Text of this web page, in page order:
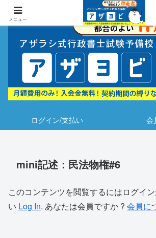
ログイン/支払い 会
mini記述：民法物権#6
このコンテンツを閲覧するにはログイ
い Log In. あなたは会員ですか ? 会員に
メニュー